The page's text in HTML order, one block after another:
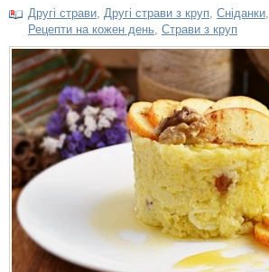
Другі страви, Другі страви з круп, Сніданки,
Рецепти на кожен день, Страви з круп